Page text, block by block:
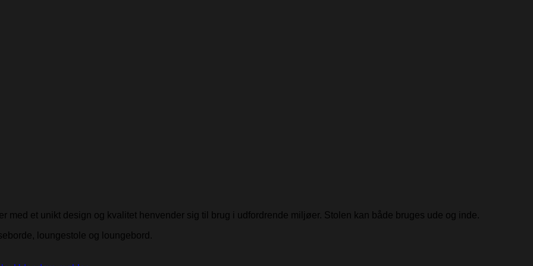
med et unikt design og kvalitet henvender sig til brug i udfordrende miljøer. Stolen kan både bruges ude og inde.
loungestole og loungebord.